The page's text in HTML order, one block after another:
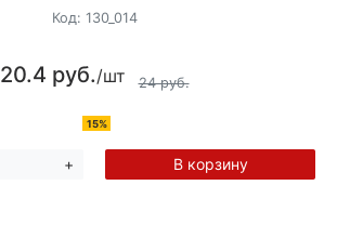
Код: 130_014
20.4 руб./шт 24 руб.
15%
+ В корзину